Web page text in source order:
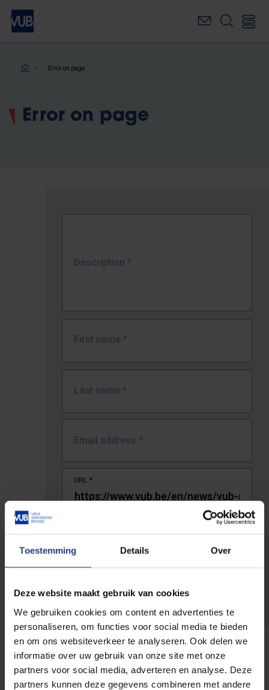
Toestemming Details Over
Deze website maakt gebruik van cookies
We gebruiken cookies om content en advertenties te
personaliseren, om functies voor social media te bieden
en om ons websiteverkeer te analyseren. Ook delen we
informatie over uw gebruik van onze site met onze
partners voor social media, adverteren en analyse. Deze
partners kunnen deze gegevens combineren met andere
Skip
main
Breadcrumb
Error on page
Error on page
Description *
First name *
Last name *
Email address *
URL *
The full URL of the page where you encountered the error.